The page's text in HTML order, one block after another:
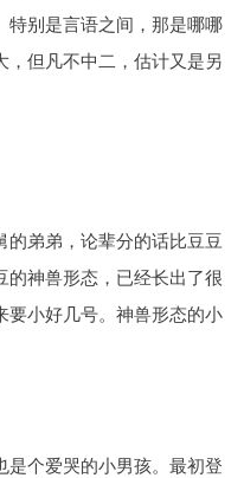
特别是言语之间，那是哪哪
但凡不中二，估计又是另
弟弟，论辈分的话比豆豆
神兽形态，已经长出了很
要小好几号。神兽形态的小
个爱哭的小男孩。最初登